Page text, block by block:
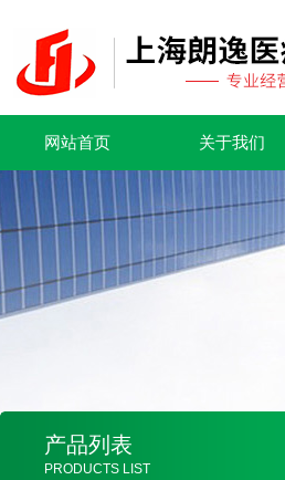
网站首页 关于我们
产品列表
PRODUCTS LIST